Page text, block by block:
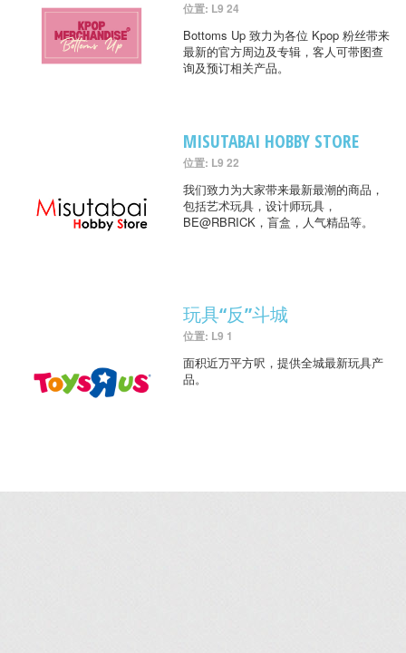
位置: L9 24
Bottoms Up 致力为各位 Kpop 粉丝带来
最新的官方周边及专辑，客人可带图查
询及预订相关产品。
MISUTABAI HOBBY STORE
位置: L9 22
我们致力为大家带来最新最潮的商品，
包括艺术玩具，设计师玩具，
BE@RBRICK，盲盒，人气精品等。
玩具“反”斗城
位置: L9 1
面积近万平方呎，提供全城最新玩具产
品。